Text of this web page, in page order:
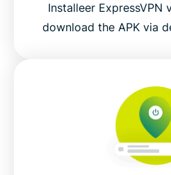
Installeer ExpressVPN
download the APK via